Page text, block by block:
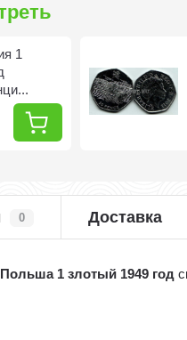
1
0 Доставка
1 злотый 1949 год